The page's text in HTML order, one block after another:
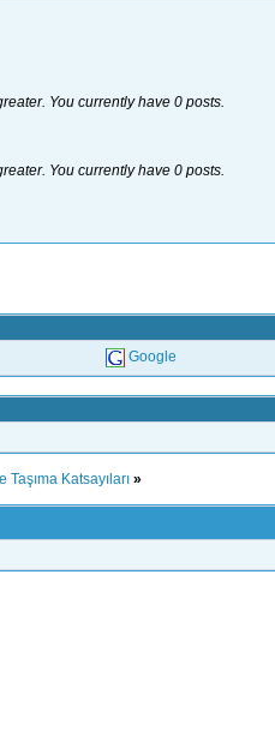
You currently have 0 posts.
You currently have 0 posts.
Google
Katsayıları »